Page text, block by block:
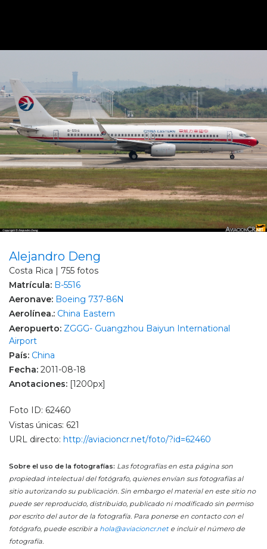
Alejandro Deng
Costa Rica | 755 fotos
Matrícula: B-5516
Aeronave: Boeing 737-86N
Aerolínea.: China Eastern
Aeropuerto: ZGGG- Guangzhou Baiyun International
Airport
País: China
Fecha: 2011-08-18
Anotaciones: [1200px]
Foto ID: 62460
Vistas únicas: 621
URL directo: http://aviacioncr.net/foto/?id=62460
Sobre el uso de la fotografías: Las fotografías en esta página son
propiedad intelectual del fotógrafo, quienes envían sus fotografías al
sitio autorizando su publicación. Sin embargo el material en este sitio no
puede ser reproducido, distribuido, publicado ni modificado sin permiso
por escrito del autor de la fotografía. Para ponerse en contacto con el
fotógrafo, puede escribir a hola@aviacioncr.nete incluir el número de
fotografía.